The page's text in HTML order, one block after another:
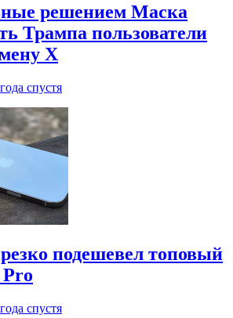
решением Маска
Трампа пользователи
X
спустя
подешевел топовый
Pro
спустя